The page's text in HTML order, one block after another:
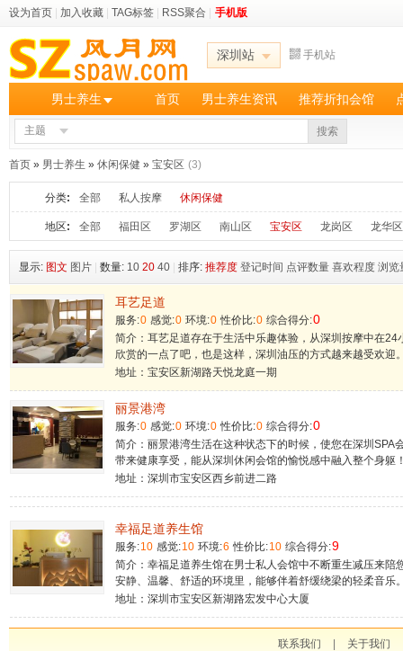
设为首页 加入收藏 TAG标签 RSS聚合 手机版
深圳站 手机站
男士养生 首页 男士养生资讯 推荐折扣会馆
主题 搜索
首页 » 男士养生 » 休闲保健 » 宝安区 (3)
分类: 全部 私人按摩 休闲保健
地区: 全部 福田区 罗湖区 南山区 宝安区 龙岗区 龙华区
显示: 图文 图片 数量: 10 20 40 排序: 推荐度 登记时间 点评数量 喜欢程度 浏览
耳艺足道
服务:0 感觉:0 环境:0 性价比:0 综合得分:0
简介：耳艺足道存在于生活中乐趣体验，从深圳按摩中在
欣赏的一点了吧，也是这样，深圳油压的方式越来越受欢迎
地址：宝安区新湖路天悦龙庭一期
丽景港湾
服务:0 感觉:0 环境:0 性价比:0 综合得分:0
简介：丽景港湾生活在这种状态下的时候，使您在深圳SPA
带来健康享受，能从深圳休闲会馆的愉悦感中融入整个身躯
地址：深圳市宝安区西乡前进二路
幸福足道养生馆
服务:10 感觉:10 环境:6 性价比:10 综合得分:9
简介：幸福足道养生馆在男士私人会馆中不断重生减压来陪
安静、温馨、舒适的环境里，能够伴着舒缓绕梁的轻柔音乐
地址：深圳市宝安区新湖路宏发中心大厦
联系我们 关于我们